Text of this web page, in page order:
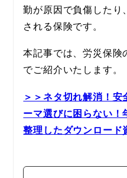
勤が原因で負傷したり
される保険です。
本記事では、労災保険
でご紹介いたします。
＞＞ネタ切れ解消！
ーマ選びに困らない！
整理したダウンロード